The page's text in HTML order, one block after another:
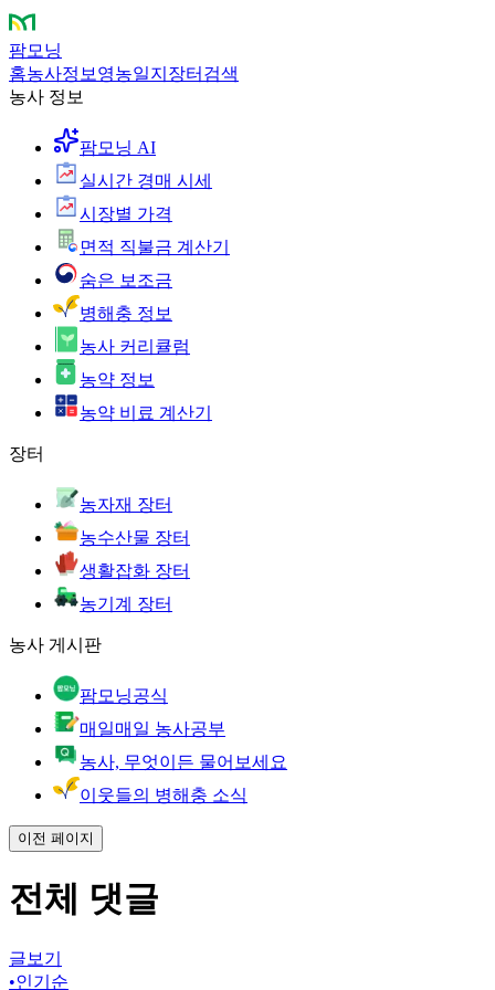
팜모닝
홈농사정보 영농일지 장터 검색
농사 정보
팜모닝 AI
실시간 경매 시세
시장별 가격
면적 직불금 계산기
숨은 보조금
병해충 정보
농사 커리큘럼
농약 정보
농약 비료 계산기
장터
농자재 장터
농수산물 장터
생활잡화 장터
농기계 장터
농사 게시판
팜모닝공식
매일매일 농사공부
농사, 무엇이든 물어보세요
이웃들의 병해충 소식
이전 페이지
전체 댓글
글보기
•인기순